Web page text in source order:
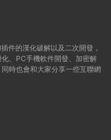
件的漢化破解以及二次開發，
、PC手機軟件開發、加密解
時也會和大家分享一些互聯網